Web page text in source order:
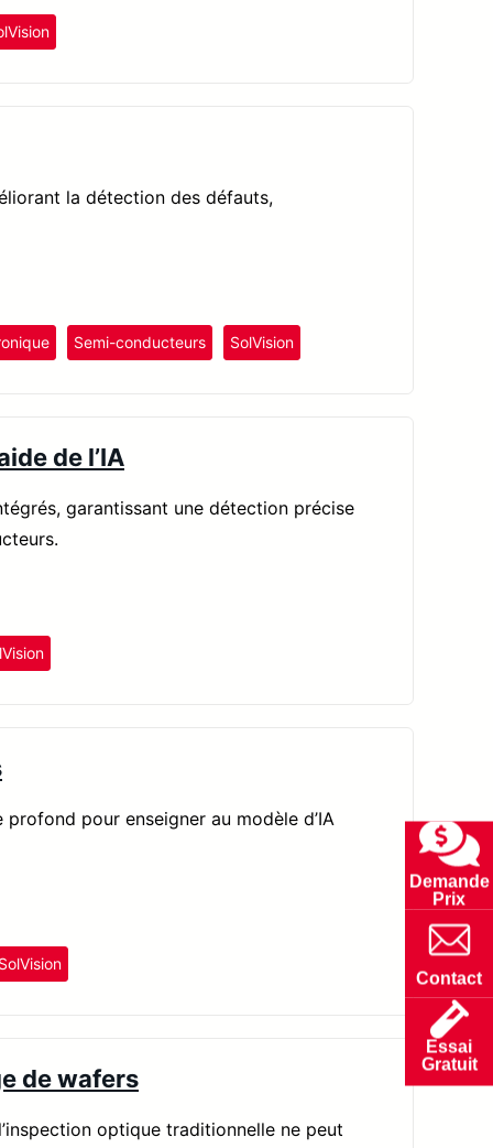
la détection des défauts,
Semi-conducteurs SolVision
de l’IA
garantissant une détection précise
pour enseigner au modèle d’IA
SolVision
de wafers
optique traditionnelle ne peut
Demande
Prix
Contact
Essai
Gratuit